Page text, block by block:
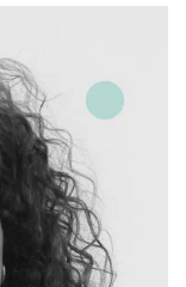
des industries
Digisanté,, 2